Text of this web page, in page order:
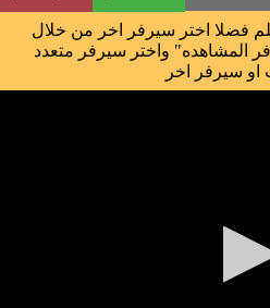
فضلا اختر سيرفر اخر من خلال
المشاهده" واختر سيرفر متعدد
او سيرفر اخر